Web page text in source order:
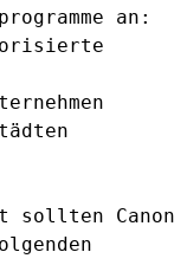
an:
sollten Canon